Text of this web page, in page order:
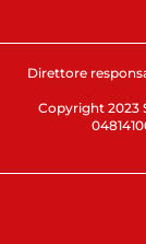
Direttore
Copyright 2023